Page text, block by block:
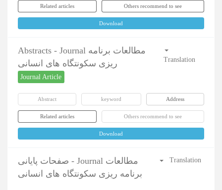
Related articles Others recommend to see
Download
Abstracts - Journal مطالعات برنامه
ریزی سکونتگاه های انسانی
Journal Article
Translation
Abstract keyword Address
Related articles Others recommend to see
Download
صفحات پایانی - Journal مطالعات
برنامه ریزی سکونتگاه های انسانی
Translation